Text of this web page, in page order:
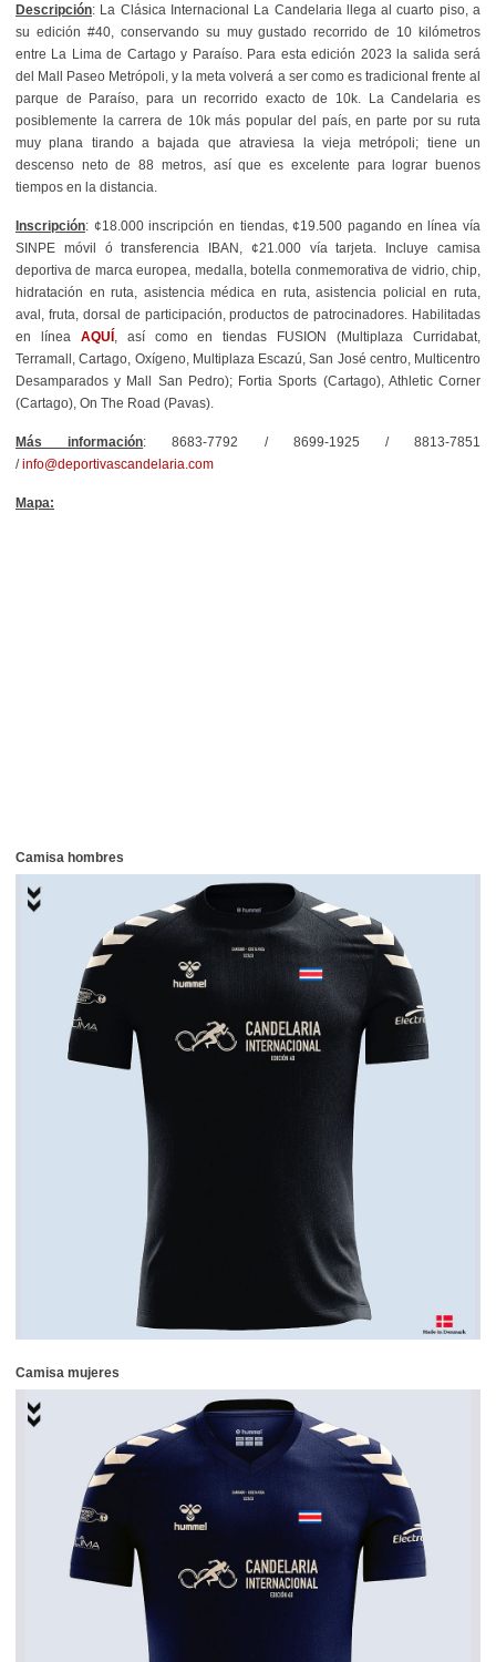
Descripción: La Clásica Internacional La Candelaria llega al cuarto piso, a
su edición #40, conservando su muy gustado recorrido de 10 kilómetros
entre La Lima de Cartago y Paraíso. Para esta edición 2023 la salida será
del Mall Paseo Metrópoli, y la meta volverá a ser como es tradicional frente al
parque de Paraíso, para un recorrido exacto de 10k. La Candelaria es
posiblemente la carrera de 10k más popular del país, en parte por su ruta
muy plana tirando a bajada que atraviesa la vieja metrópoli; tiene un
descenso neto de 88 metros, así que es excelente para lograr buenos
tiempos en la distancia.
Inscripción: ¢18.000 inscripción en tiendas, ¢19.500 pagando en línea vía
SINPE móvil ó transferencia IBAN, ¢21.000 vía tarjeta. Incluye camisa
deportiva de marca europea, medalla, botella conmemorativa de vidrio, chip,
hidratación en ruta, asistencia médica en ruta, asistencia policial en ruta,
aval, fruta, dorsal de participación, productos de patrocinadores . Habilitadas
en línea AQUÍ, así como en tiendas FUSION (Multiplaza Curridabat,
Terramall, Cartago, Oxígeno, Multiplaza Escazú, San José centro, Multicentro
Desamparados y Mall San Pedro); Fortia Sports (Cartago), Athletic Corner
(Cartago), On The Road (Pavas).
Más información: 8683-7792 / 8699-1925 / 8813-7851
/info@deportivascandelaria.com
Mapa:
Camisa hombres
Camisa mujeres